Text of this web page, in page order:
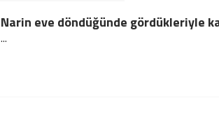
Narin eve döndüğünde gördükleriyle
...